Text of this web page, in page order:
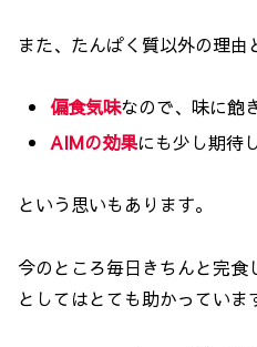
また、たんぱく質以外の理由
偏食気味なので、味に飽
AIMの効果にも少し期待
という思いもあります。
今のところ毎日きちんと完
としてはとても助かっていま